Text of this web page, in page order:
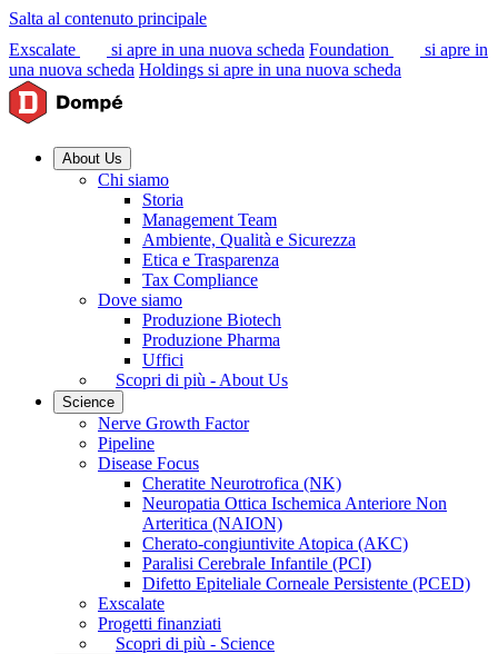
Salta al contenuto principale
Exscalate
si apre in una nuova scheda Foundation
si apre in
una nuova scheda Holdings si apre in una nuova scheda
About Us
Chi siamo
Storia
Management Team
Ambiente, Qualità e Sicurezza
Etica e Trasparenza
Tax Compliance
Dove siamo
Produzione Biotech
Produzione Pharma
Uffici
Scopri di più - About Us
Science
Nerve Growth Factor
Pipeline
Disease Focus
Cheratite Neurotrofica (NK)
Neuropatia Ottica Ischemica Anteriore Non
Arteritica (NAION)
Cherato-congiuntivite Atopica (AKC)
Paralisi Cerebrale Infantile (PCI)
Difetto Epiteliale Corneale Persistente (PCED)
Exscalate
Progetti finanziati
Scopri di più - Science